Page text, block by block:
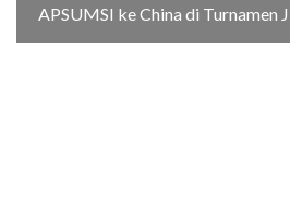
APSUMSI ke China di Turnamen